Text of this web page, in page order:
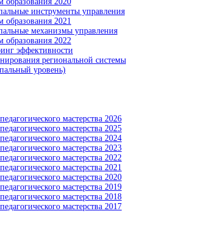
инструменты управления
образования 2021
механизмы управления
образования 2022
эффективности
региональной системы
уровень)
мастерства 2026
мастерства 2025
мастерства 2024
мастерства 2023
мастерства 2022
мастерства 2021
мастерства 2020
мастерства 2019
мастерства 2018
мастерства 2017